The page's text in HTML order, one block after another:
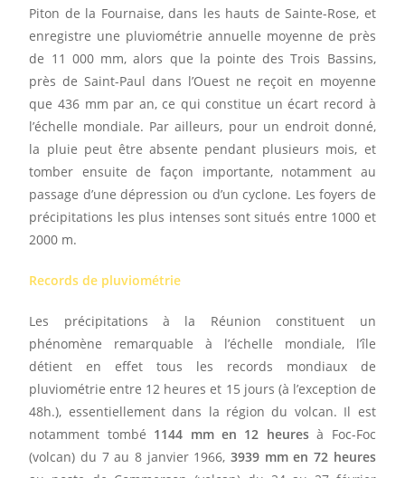
Piton de la Fournaise, dans les hauts de Sainte-Rose, et
enregistre une pluviométrie annuelle moyenne de près
de 11 000 mm, alors que la pointe des Trois Bassins,
près de Saint-Paul dans l’Ouest ne reçoit en moyenne
que 436 mm par an, ce qui constitue un écart record à
l’échelle mondiale. Par ailleurs, pour un endroit donné,
la pluie peut être absente pendant plusieurs mois, et
tomber ensuite de façon importante, notamment au
passage d’une dépression ou d’un cyclone. Les foyers de
précipitations les plus intenses sont situés entre 1000 et
2000 m.
Records de pluviométrie
Les précipitations à la Réunion constituent un
phénomène remarquable à l’échelle mondiale, l’île
détient en effet tous les records mondiaux de
pluviométrie entre 12 heures et 15 jours (à l’exception de
48h.), essentiellement dans la région du volcan. Il est
notamment tombé 1144 mm en 12 heuresà Foc-Foc
(volcan) du 7 au 8 janvier 1966, 3939 mm en 72 heures